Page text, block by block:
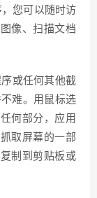
您可以随时访
像、扫描文档
或任何其他截
难。用鼠标选
何部分，应用
取屏幕的一部
制到剪贴板或